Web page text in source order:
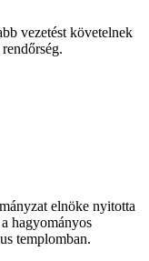
vezetést követelnek
elnöke nyitotta
hagyományos
templomban.